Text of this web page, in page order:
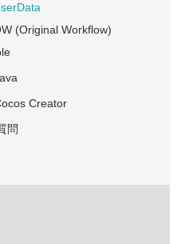
(Original Workflow)
Creator
問